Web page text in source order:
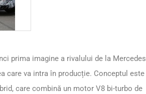
prima imagine a rivalului de la Mercedes
care va intra în producție. Conceptul este
care combină un motor V8 bi-turbo de